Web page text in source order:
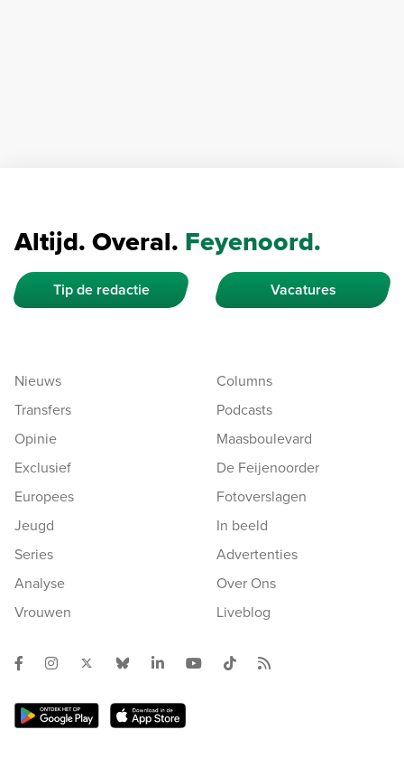
Altijd. Overal. Feyenoord.
Tip de redactie Vacatures
Nieuws
Transfers
Opinie
Exclusief
Europees
Jeugd
Series
Analyse
Vrouwen
Columns
Podcasts
Maasboulevard
De Feijenoorder
Fotoverslagen
In beeld
Advertenties
Over Ons
Liveblog